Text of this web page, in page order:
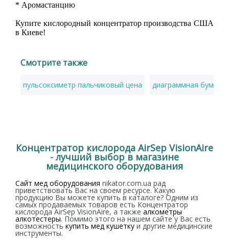
* Аромастанцию
Купите кислородный концентратор производства США
в Киеве!
Смотрите также
пульсоксиметр пальчиковый цена диаграммная бумага
Концентратор кислорода AirSep VisionAire
- лучший выбор в магазине
медицинского оборудования
Сайт мед оборудования nikator.com.ua рад
приветствовать Вас на своем ресурсе. Какую
продукцию Вы можете купить в каталоге? Одним из
самых продаваемых товаров есть Концентратор
кислорода AirSep VisionAire, а также алкометры
алкотестеры. Помимо этого на нашем сайте у Вас есть
возможность купить мед кушетку и другие медицинские
инструменты.